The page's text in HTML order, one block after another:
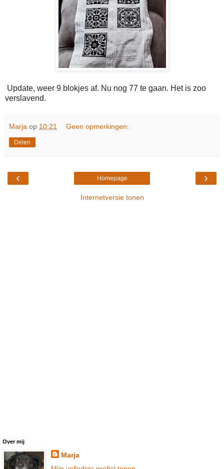
Update, weer 9 blokjes af. Nu nog 77 te gaan. Het is zoo
verslavend.
Marja op 10:21 Geen opmerkingen:
Delen
‹ ›
Homepage
Internetversie tonen
Over mij
Marja